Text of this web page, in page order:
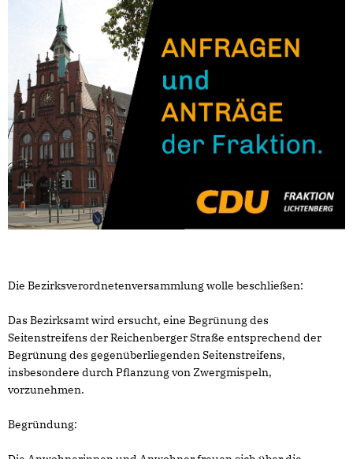
Die Bezirksverordnetenversammlung wolle beschließen:
Das Bezirksamt wird ersucht, eine Begrünung des
Seitenstreifens der Reichenberger Straße entsprechend der
Begrünung des gegenüberliegenden Seitenstreifens,
insbesondere durch Pflanzung von Zwergmispeln,
vorzunehmen.
Begründung: